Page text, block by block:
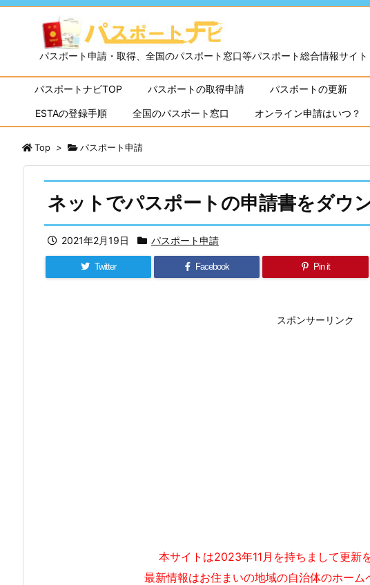
パスポート申請・取得、全国のパスポート窓口等パスポート総合情報サイト
パスポートナビTOP パスポートの取得申請 パスポートの更新
ESTAの登録手順 全国のパスポート窓口 オンライン申請はいつ？
Top > パスポート申請
ネットでパスポートの申請書をダウ
2021年2月19日 パスポート申請
Twitter Facebook Pin it
スポンサーリンク
本サイトは2023年11月を持ちまして更新
最新情報はお住まいの地域の自治体のホーム